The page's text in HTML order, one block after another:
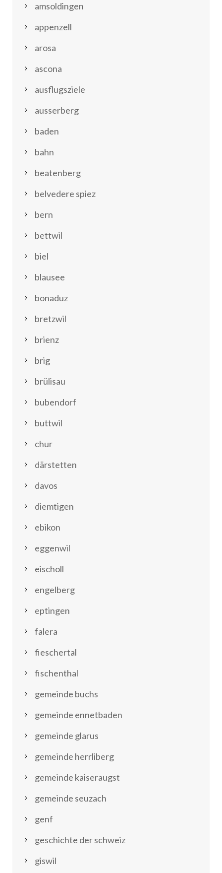
amsoldingen
appenzell
arosa
ascona
ausflugsziele
ausserberg
baden
bahn
beatenberg
belvedere spiez
bern
bettwil
biel
blausee
bonaduz
bretzwil
brienz
brig
brülisau
bubendorf
buttwil
chur
därstetten
davos
diemtigen
ebikon
eggenwil
eischoll
engelberg
eptingen
falera
fieschertal
fischenthal
gemeinde buchs
gemeinde ennetbaden
gemeinde glarus
gemeinde herrliberg
gemeinde kaiseraugst
gemeinde seuzach
genf
geschichte der schweiz
giswil